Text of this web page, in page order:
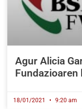
Agur Alicia
Fundazioaren
18/01/2021 9:20 am